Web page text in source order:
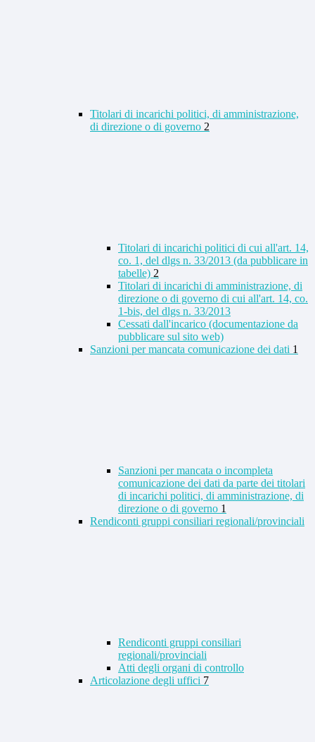
Titolari di incarichi politici, di amministrazione,
di direzione o di governo 2
Titolari di incarichi politici di cui all'art. 14,
co. 1, del dlgs n. 33/2013 (da pubblicare in
tabelle) 2
Titolari di incarichi di amministrazione, di
direzione o di governo di cui all'art. 14, co.
1-bis, del dlgs n. 33/2013
Cessati dall'incarico (documentazione da
pubblicare sul sito web)
Sanzioni per mancata comunicazione dei dati 1
Sanzioni per mancata o incompleta
comunicazione dei dati da parte dei titolari
di incarichi politici, di amministrazione, di
direzione o di governo 1
Rendiconti gruppi consiliari regionali/provinciali
Rendiconti gruppi consiliari
regionali/provinciali
Atti degli organi di controllo
Articolazione degli uffici 7